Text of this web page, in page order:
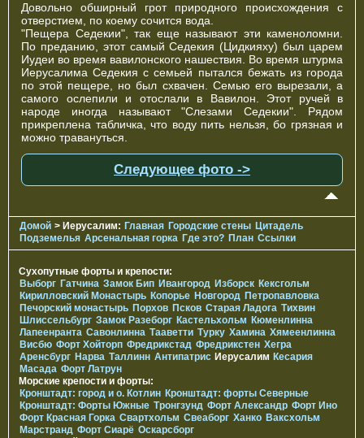
Довольно обширный грот природного происхождения с
отверстием, по коему сочится вода.
"Пещера Седекии", так еще называют эти каменоломни.
По преданию, этот самый Седекия (Цидкияху) был царем
Иудеи во время вавилонского нашествия. Во время штурма
Иерусалима Седекия с семьей пытался бежать из города
по этой пещере, но был схвачен. Семью его вырезали, а
самого ослепили и отослали в Вавилон. Этот ручей в
народе иногда называют "Слезами Седекии". Рядом
прикреплена табличка, что воду пить нельзя, бо грязная и
можно травануться.
Следующее фото ->
Домой > Иерусалим: Главная Городские стены Цитадель
Подземелья Арсенальная горка Где это? План Ссылки
Сухопутные форты и крепости:
Выборг Гатчина Замок Бип Ивангород Изборск Кексгольм
Кирилловский Монастырь Копорье Новгород Петропавловка
Печорcкий монастырь Порхов Псков Старая Ладога Тихвин
Шлиссельбург Замок Разеборг Кастельхольм Кюменлинна
Лапеенранта Савонлинна Тааветти Турку Хамина Хямеенлинна
Висбю Форт Хойторп Фредрикстад Фредрикстен Хегра
Аренсбург Нарва Таллинн Антипатрис Иерусалим Кесария
Масада Форт Латрун
Морские крепости и форты:
Кронштадт: город и о. Котлин Кронштадт: форты Северные
Кронштадт: Форты Южные Тронгзунд Форт Александр Форт Ино
Форт Красная Горка Свартхольм Свеаборг Ханко Ваксхольм
Марстранд Форт Сиарё Оскарсборг